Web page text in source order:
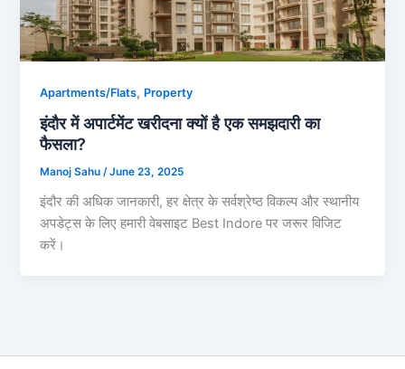
Apartments/Flats, Property
इंदौर में अपार्टमेंट खरीदना क्यों है एक समझदारी का
फैसला?
Manoj Sahu/June 23, 2025
इंदौर की अधिक जानकारी, हर क्षेत्र के सर्वश्रेष्ठ विकल्प और स्थानीय
अपडेट्स के लिए हमारी वेबसाइट Best Indore पर जरूर विजिट
करें।